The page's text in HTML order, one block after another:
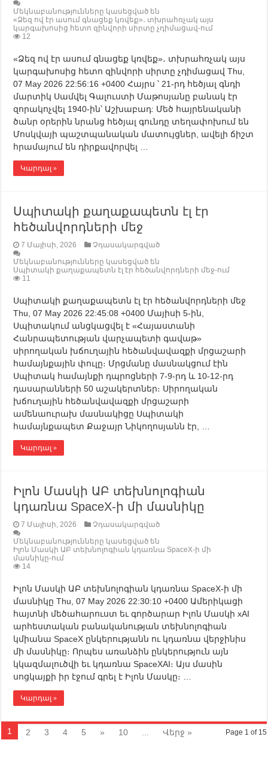
Մեկնաբանությունները կասեցված են
«Ձեզ ով էր ասում գնացեք կռվեք»․ տխրահռչակ այս
կարգախոսից հետո զինվորի սիրտը չդիմացավ-ում
12
«Ձեզ ով էր ասում գնացեք կռվեք»․ տխրահռչակ այս
կարգախոսից հետո զինվորի սիրտը չդիմացավ Thu,
07 May 2026 22:56:16 +0400 Հայրս ՝ 21-րդ հեծյալ գնդի
մարտիկ Սամվել Գալուստի Մաթոսյանը բանակ էր
զորակոչվել 1940-ին՝ Աշխաբադ: Մեծ հայրենականի
ծանր օրերին նրանց հեծյալ գունդը տեղափոխում են
Մոսկվայի պաշտպանական մատույցներ, ավելի ճիշտ
հրամայում են դիրքավորվել …
Կարդալ »
Սպիտակի քաղաքապետն էլ էր
հեծանվորդների մեջ
7 Մայիսի, 2026
Չդասակարգված
Մեկնաբանությունները կասեցված են
Սպիտակի քաղաքապետն էլ էր հեծանվորդների մեջ-ում
11
Սպիտակի քաղաքապետն էլ էր հեծանվորդների մեջ
Thu, 07 May 2026 22:45:08 +0400 Մայիսի 5-ին,
Սպիտակում անցկացվել է «Հայաստանի
Հանրապետության վարչապետի գավաթ»
սիրողական խճուղային հեծանվավազքի մրցաշարի
համայնքային փուլը։ Մրցմանը մասնակցում էին
Սպիտակ համայնքի դպրոցների 7-9-րդ և 10-12-րդ
դասարանների 50 աշակերտներ։ Սիրողական
խճուղային հեծանվավազքի մրցաշարի
ամենաուրախ մասնակիցը Սպիտակի
համայնքապետ Քաջայր Նիկողոսյանն էր, …
Կարդալ »
Իլոն Մասկի ԱԲ տեխնոլոգիան
կդառնա SpaceX-ի մի մասնիկը
7 Մայիսի, 2026
Չդասակարգված
Մեկնաբանությունները կասեցված են
Իլոն Մասկի ԱԲ տեխնոլոգիան կդառնա SpaceX-ի մի
մասնիկը-ում
14
Իլոն Մասկի ԱԲ տեխնոլոգիան կդառնա SpaceX-ի մի
մասնիկը Thu, 07 May 2026 22:30:10 +0400 Ամերիկացի
հայտնի մեծահարուստ եւ գործարար Իլոն Մասկի xAI
արհեստական բանականության տեխնոլոգիան
կմիանա SpaceX ընկերությանն ու կդառնա վերջինիս
մի մասնիկը։ Որպես առանձին ընկերություն այն
կկազմալուծվի եւ կդառնա SpaceXAI։ Այս մասին
սոցկայքի իր էջում գրել է Իլոն Մասկը։ …
Կարդալ »
Page 1 of 15
1 2 3 4 5 » 10 ... Վերջ »